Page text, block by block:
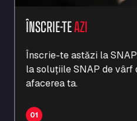
ÎNSCRIE-TEAZI
Înscrie-te astăzi la
la soluțiile SNAP de vârf
afacerea ta.
01